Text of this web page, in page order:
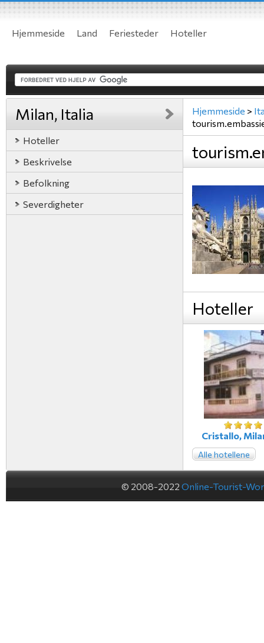
Hjemmeside Land Feriesteder Hoteller
Milan, Italia
Hoteller
Beskrivelse
Befolkning
Severdigheter
Hjemmeside >
Hoteller
Cristallo,
Alle hotellene
© 2008-2022 Online-Tourist-